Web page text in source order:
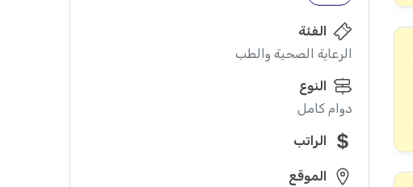
الفئة
الرعاية الصحية والطب
النوع
دوام كامل
الراتب
الموقع